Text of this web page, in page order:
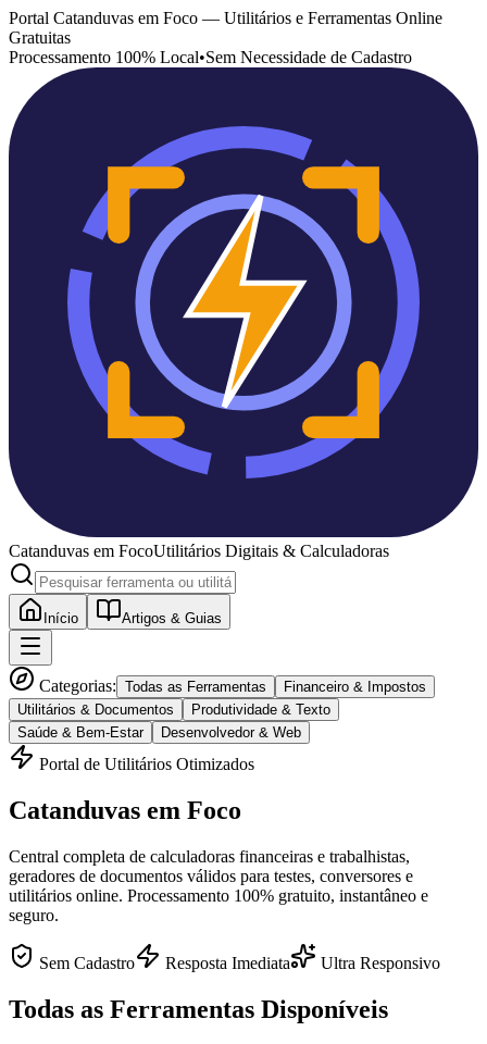
Portal Catanduvas em Foco — Utilitários e Ferramentas Online
Gratuitas
Processamento 100% Local•Sem Necessidade de Cadastro
Catanduvas em FocoUtilitários Digitais & Calculadoras
Início Artigos & Guias
Categorias: Todas as Ferramentas
Financeiro & Impostos
Utilitários & Documentos
Produtividade & Texto
Saúde & Bem-Estar
Desenvolvedor & Web
Portal de Utilitários Otimizados
Catanduvas em Foco
Central completa de calculadoras financeiras e trabalhistas,
geradores de documentos válidos para testes, conversores e
utilitários online. Processamento 100% gratuito, instantâneo e
seguro.
Sem Cadastro Resposta Imediata Ultra Responsivo
Todas as Ferramentas Disponíveis